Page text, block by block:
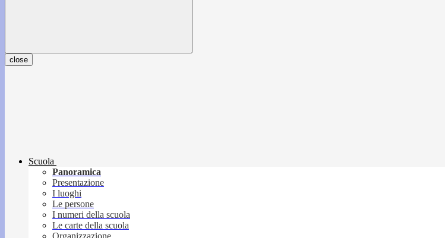
close
Scuola
Panoramica
Presentazione
I luoghi
Le persone
I numeri della scuola
Le carte della scuola